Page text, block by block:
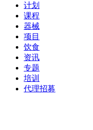
计划
课程
器械
项目
饮食
资讯
专题
培训
代理招募